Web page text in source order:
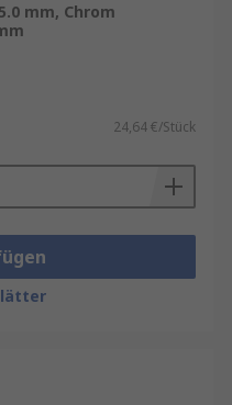
mm, Chrom
24,64 €/Stück